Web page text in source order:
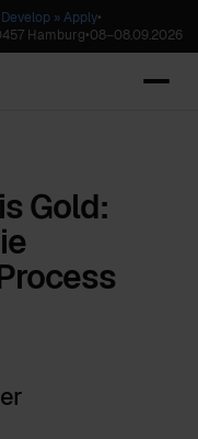
» Apply•
Hamburg•08–08.09.2026
Gold: